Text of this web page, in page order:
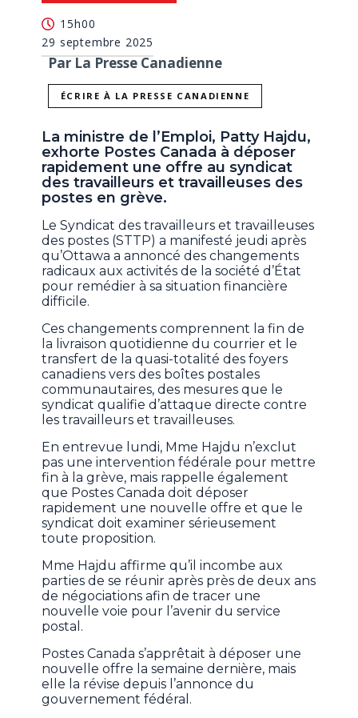
15h00
29 septembre 2025
Par La Presse Canadienne
ÉCRIRE À LA PRESSE CANADIENNE
La ministre de l’Emploi, Patty Hajdu,
exhorte Postes Canada à déposer
rapidement une offre au syndicat
des travailleurs et travailleuses des
postes en grève.
Le Syndicat des travailleurs et travailleuses
des postes (STTP) a manifesté jeudi après
qu’Ottawa a annoncé des changements
radicaux aux activités de la société d’État
pour remédier à sa situation financière
difficile.
Ces changements comprennent la fin de
la livraison quotidienne du courrier et le
transfert de la quasi-totalité des foyers
canadiens vers des boîtes postales
communautaires, des mesures que le
syndicat qualifie d’attaque directe contre
les travailleurs et travailleuses.
En entrevue lundi, Mme Hajdu n’exclut
pas une intervention fédérale pour mettre
fin à la grève, mais rappelle également
que Postes Canada doit déposer
rapidement une nouvelle offre et que le
syndicat doit examiner sérieusement
toute proposition.
Mme Hajdu affirme qu’il incombe aux
parties de se réunir après près de deux ans
de négociations afin de tracer une
nouvelle voie pour l’avenir du service
postal.
Postes Canada s’apprêtait à déposer une
nouvelle offre la semaine dernière, mais
elle la révise depuis l’annonce du
gouvernement fédéral.